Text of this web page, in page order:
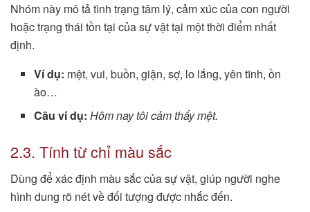
Nhóm này mô tả tình trạng tâm lý, cảm xúc của con người
hoặc trạng thái tồn tại của sự vật tại một thời điểm nhất
định.
Ví dụ: mệt, vui, buồn, giận, sợ, lo lắng, yên tĩnh, ồn
ào…
Câu ví dụ: Hôm nay tôi cảm thấy mệt.
2.3. Tính từ chỉ màu sắc
Dùng để xác định màu sắc của sự vật, giúp người nghe
hình dung rõ nét về đối tượng được nhắc đến.